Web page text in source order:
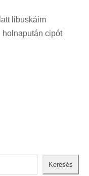
libuskáim
holnapután cipót
Keresés